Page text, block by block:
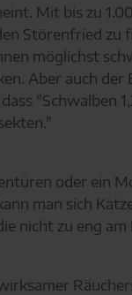
Mit bis zu
Störenfried zu
möglichst
Aber auch
"Schwalben
oder ein
man sich
nicht zu eng